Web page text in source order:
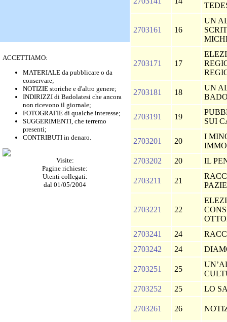
ACCETTIAMO:
MATERIALE da pubblicare o da
conservare;
NOTIZIE storiche e d'altro genere;
INDIRIZZI di Badolatesi che ancora
non ricevono il giornale;
FOTOGRAFIE di qualche interesse;
SUGGERIMENTI, che terremo
presenti;
CONTRIBUTI in denaro.
Visite:
Pagine richieste:
Utenti collegati:
dal 01/05/2004
2703161 16
UN
2703171 17
2703181 18
UN
2703191 19
SUI
2703201 20
I
2703202
20 IL
2703211 21
2703221 22
2703241
24
2703242
24
2703251 25
2703252
25 LO
2703261 26